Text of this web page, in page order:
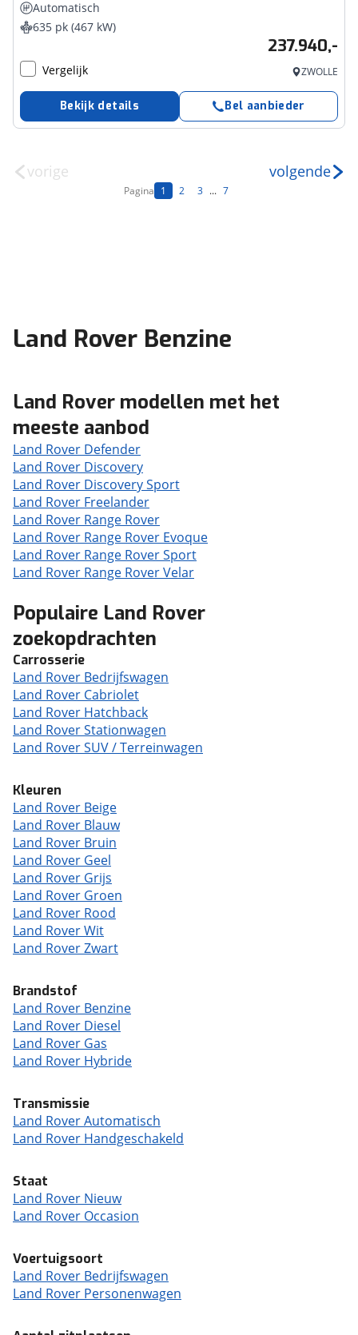
Automatisch
635 pk (467 kW)
237.940,-
Vergelijk ZWOLLE
Bekijk details Bel aanbieder
vorige
Pagina 1 2 3 ... 7
volgende
Land Rover Benzine
Land Rover modellen met het
meeste aanbod
Land Rover Defender
Land Rover Discovery
Land Rover Discovery Sport
Land Rover Freelander
Land Rover Range Rover
Land Rover Range Rover Evoque
Land Rover Range Rover Sport
Land Rover Range Rover Velar
Populaire Land Rover
zoekopdrachten
Carrosserie
Land Rover Bedrijfswagen
Land Rover Cabriolet
Land Rover Hatchback
Land Rover Stationwagen
Land Rover SUV / Terreinwagen
Kleuren
Land Rover Beige
Land Rover Blauw
Land Rover Bruin
Land Rover Geel
Land Rover Grijs
Land Rover Groen
Land Rover Rood
Land Rover Wit
Land Rover Zwart
Brandstof
Land Rover Benzine
Land Rover Diesel
Land Rover Gas
Land Rover Hybride
Transmissie
Land Rover Automatisch
Land Rover Handgeschakeld
Staat
Land Rover Nieuw
Land Rover Occasion
Voertuigsoort
Land Rover Bedrijfswagen
Land Rover Personenwagen